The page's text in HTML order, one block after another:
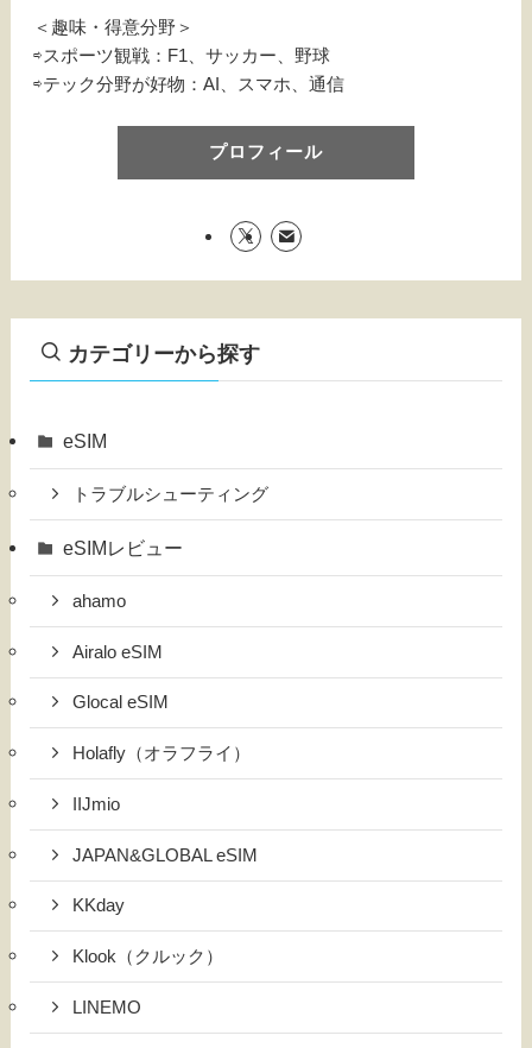
＜趣味・得意分野＞
⇨スポーツ観戦：F1、サッカー、野球
⇨テック分野が好物：AI、スマホ、通信
プロフィール
カテゴリーから探す
eSIM
トラブルシューティング
eSIMレビュー
ahamo
Airalo eSIM
Glocal eSIM
Holafly（オラフライ）
IIJmio
JAPAN&GLOBAL eSIM
KKday
Klook（クルック）
LINEMO